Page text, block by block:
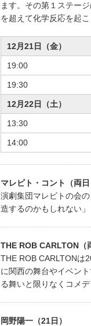
ます。その第１ステー
を超えて化学反応を起
12月21日（金）
19:00
19:30
12月22日（土）
13:30
14:00
マレビト・コント（両
演劇集団マレビトの会
造するのかもしれない
THE ROB CARLTON（
THE ROB CARLTONは
に関西の舞台やイベン
る舞いと限りなくコメ
岡野陽一（21日）